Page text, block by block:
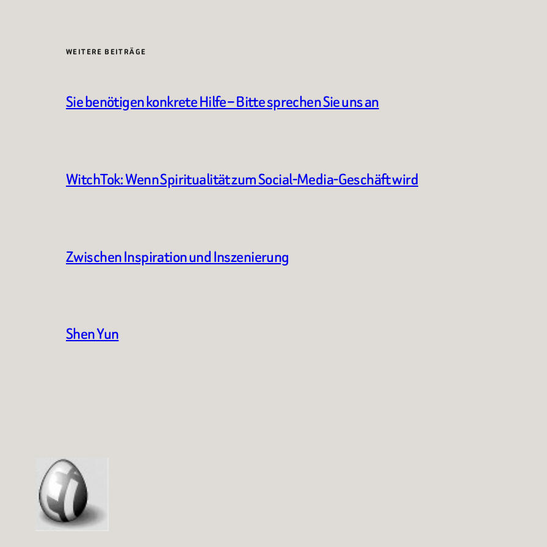
WEITERE BEITRÄGE
Sie benötigen konkrete Hilfe – Bitte sprechen Sie uns an
WitchTok: Wenn Spiritualität zum Social-Media-Geschäft wird
Zwischen Inspiration und Inszenierung
Shen Yun